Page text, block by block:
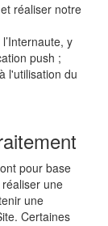
réaliser notre
y
push ;
l'utilisation du
pour base
une
une
Certaines